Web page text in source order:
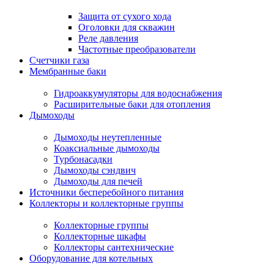
Защита от сухого хода
Оголовки для скважин
Реле давления
Частотные преобразователи
Счетчики газа
Мембранные баки
Гидроаккумуляторы для водоснабжения
Расширительные баки для отопления
Дымоходы
Дымоходы неутепленные
Коаксиальные дымоходы
Турбонасадки
Дымоходы сэндвич
Дымоходы для печей
Источники бесперебойного питания
Коллекторы и коллекторные группы
Коллекторные группы
Коллекторные шкафы
Коллекторы сантехнические
Оборудование для котельных